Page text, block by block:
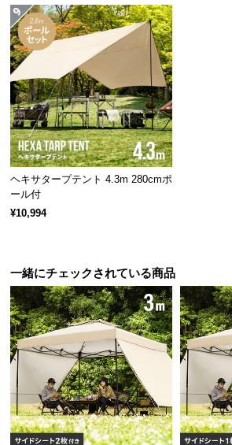
ブ
ロ
グ
企
業
情
報
o.,
ヘキサタープテント 4.3m 280cmポ
ール付
¥10,994
一緒にチェックされている商品